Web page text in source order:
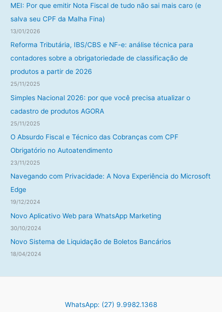
r
:
MEI: Por que emitir Nota Fiscal de tudo não sai mais caro (e
salva seu CPF da Malha Fina)
13/01/2026
Reforma Tributária, IBS/CBS e NF-e: análise técnica para
contadores sobre a obrigatoriedade de classificação de
produtos a partir de 2026
25/11/2025
Simples Nacional 2026: por que você precisa atualizar o
cadastro de produtos AGORA
25/11/2025
O Absurdo Fiscal e Técnico das Cobranças com CPF
Obrigatório no Autoatendimento
23/11/2025
Navegando com Privacidade: A Nova Experiência do Microsoft
Edge
19/12/2024
Novo Aplicativo Web para WhatsApp Marketing
30/10/2024
Novo Sistema de Liquidação de Boletos Bancários
18/04/2024
WhatsApp: (27) 9.9982.1368